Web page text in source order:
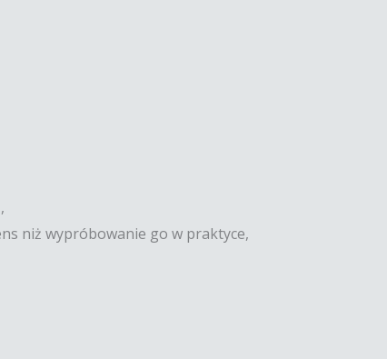
niż wypróbowanie go w praktyce,